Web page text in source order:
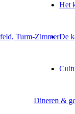
Turm-Zimmer
Dineren &
Het
De